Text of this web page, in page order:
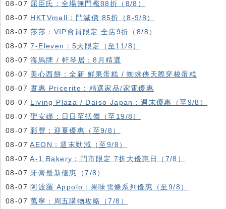
08-07 屈臣氏：全場無門檻88折（8/8）
08-07 HKTVmall ：鬥減價 85折（8-9/8）
08-07莎莎：VIP會員限定 全店9折（8/8）
08-077-Eleven：5天限定（至11/8）
08-07海馬牌 / 軒琴居：8月精選
08-07 美心西餅：全新 鮮果蛋糕 / 蜘蛛俠天際穿梭蛋糕
08-07實惠 Pricerite：精選家品/家電優惠
08-07 Living Plaza / Daiso Japan：週末優惠（至9/8）
08-07聖安娜：日日至抵價（至19/8）
08-07彩豐：迎夏優惠（至9/8）
08-07AEON：週末勁減（至9/8）
08-07A-1 Bakery：門市限定 7折大優惠日（7/8）
08-07 牙膏最新優惠（7/8）
08-07 阿波羅 Appolo：果味雪條系列優惠（至9/8）
08-07萬寧：周五購物攻略（7/8）